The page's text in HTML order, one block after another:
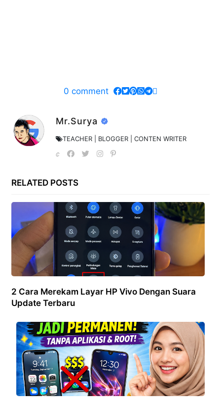
0 comment
Mr.Surya
TEACHER | BLOGGER | CONTEN WRITER
RELATED POSTS
2 Cara Merekam Layar HP Vivo Dengan Suara
Update Terbaru